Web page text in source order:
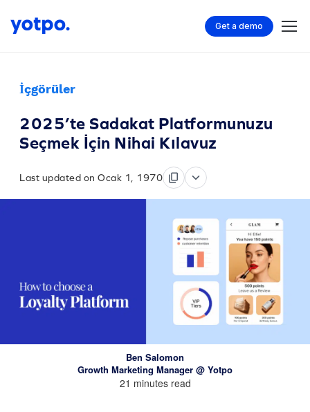
Get a demo
İçgörüler
2025’te Sadakat Platformunuzu
Seçmek İçin Nihai Kılavuz
Last updated on Ocak 1, 1970
Ben Salomon
Growth Marketing Manager @ Yotpo
21 minutes read